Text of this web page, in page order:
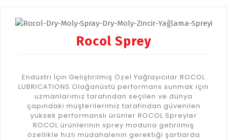
Rocol Sprey
Endüstri İçin Geliştirilmiş Özel Yağlayıcılar ROCOL
LUBRICATIONS Olağanüstü performans sunmak için
uzmanlarımız tarafından seçilen ve dünya
çapındaki müşterilerimiz tarafından güvenilen
yüksek performanslı ürünler ROCOL Spreyler
ROCOL ürünlerinin sprey moduna getirilmiş
özellikle hızlı müdahalenin gerektiği şartlarda